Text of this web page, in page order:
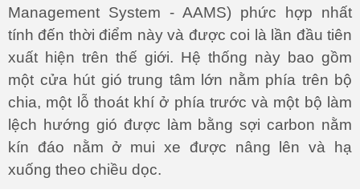
Management System - AAMS) phức hợp nhất
tính đến thời điểm này và được coi là lần đầu tiên
xuất hiện trên thế giới. Hệ thống này bao gồm
một cửa hút gió trung tâm lớn nằm phía trên bộ
chia, một lỗ thoát khí ở phía trước và một bộ làm
lệch hướng gió được làm bằng sợi carbon nằm
kín đáo nằm ở mui xe được nâng lên và hạ
xuống theo chiều dọc.